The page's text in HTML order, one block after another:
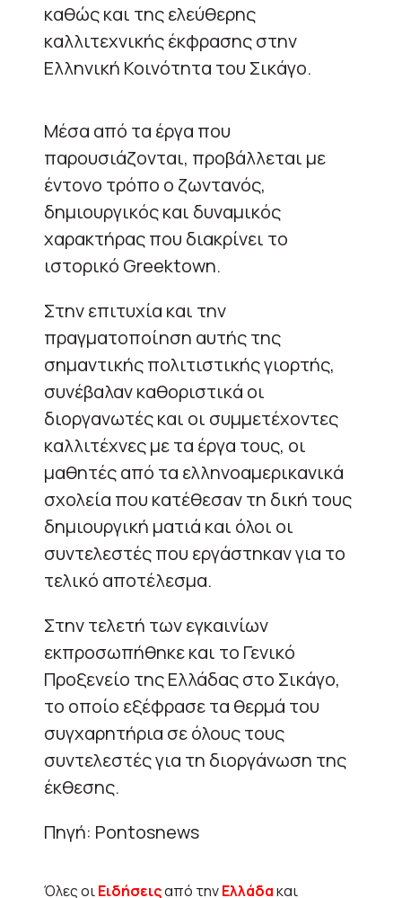
καθώς και της ελεύθερης
καλλιτεχνικής έκφρασης στην
Ελληνική Κοινότητα του Σικάγο.
Μέσα από τα έργα που
παρουσιάζονται, προβάλλεται με
έντονο τρόπο ο ζωντανός,
δημιουργικός και δυναμικός
χαρακτήρας που διακρίνει το
ιστορικό Greektown.
Στην επιτυχία και την
πραγματοποίηση αυτής της
σημαντικής πολιτιστικής γιορτής,
συνέβαλαν καθοριστικά οι
διοργανωτές και οι συμμετέχοντες
καλλιτέχνες με τα έργα τους, οι
μαθητές από τα ελληνοαμερικανικά
σχολεία που κατέθεσαν τη δική τους
δημιουργική ματιά και όλοι οι
συντελεστές που εργάστηκαν για το
τελικό αποτέλεσμα.
Στην τελετή των εγκαινίων
εκπροσωπήθηκε και το Γενικό
Προξενείο της Ελλάδας στο Σικάγο,
το οποίο εξέφρασε τα θερμά του
συγχαρητήρια σε όλους τους
συντελεστές για τη διοργάνωση της
έκθεσης.
Πηγή: Pontosnews
Όλες οιΕιδήσειςαπό τηνΕλλάδακαι